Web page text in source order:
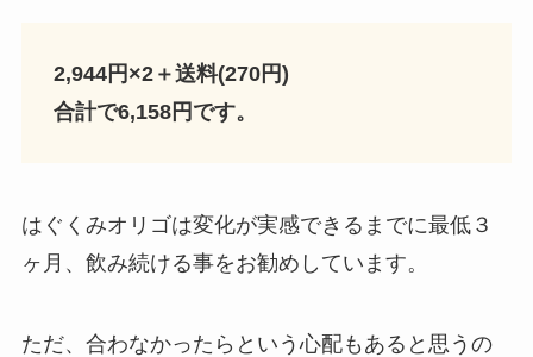
2,944円×2＋送料(270円)
合計で6,158円です。
はぐくみオリゴは変化が実感できるまでに最低３
ヶ月、飲み続ける事をお勧めしています。
ただ、合わなかったらという心配もあると思うの